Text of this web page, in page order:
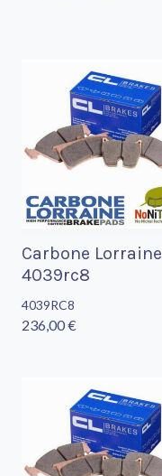
Carbone Lorraine
4039rc8
4039RC8
236,00 €